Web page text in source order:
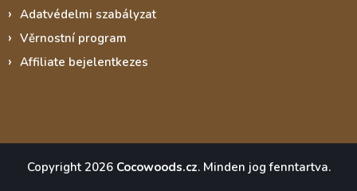
Adatvédelmi szabályzat
Věrnostní program
Affiliate bejelentkezes
Copyright 2026 Cocowoods.cz. Minden jog fenntartva.